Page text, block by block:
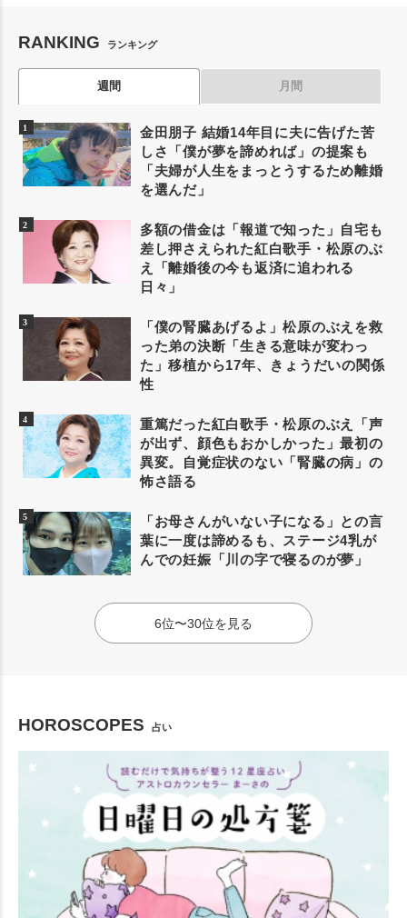
RANKING ランキング
週間 月間
金田朋子 結婚14年目に夫に告げた苦
しさ「僕が夢を諦めれば」の提案も
「夫婦が人生をまっとうするため離婚
を選んだ」
多額の借金は「報道で知った」自宅も
差し押さえられた紅白歌手・松原のぶ
え「離婚後の今も返済に追われる
日々」
「僕の腎臓あげるよ」松原のぶえを救
った弟の決断「生きる意味が変わっ
た」移植から17年、きょうだいの関係
性
重篤だった紅白歌手・松原のぶえ「声
が出ず、顔色もおかしかった」最初の
異変。自覚症状のない「腎臓の病」の
怖さ語る
「お母さんがいない子になる」との言
葉に一度は諦めるも、ステージ4乳が
んでの妊娠「川の字で寝るのが夢」
6位〜30位を見る
HOROSCOPES 占い